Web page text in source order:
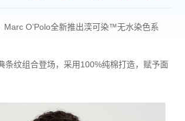
O’Polo全新推出湙可染™无水染色系
条纹组合登场，采用100%纯棉打造，赋予面